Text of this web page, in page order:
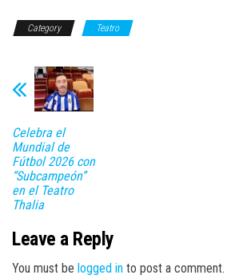
Category Teatro
Celebra el
Mundial de
Fútbol 2026 con
“Subcampeón”
en el Teatro
Thalia
Leave a Reply
You must be logged in to post a comment.